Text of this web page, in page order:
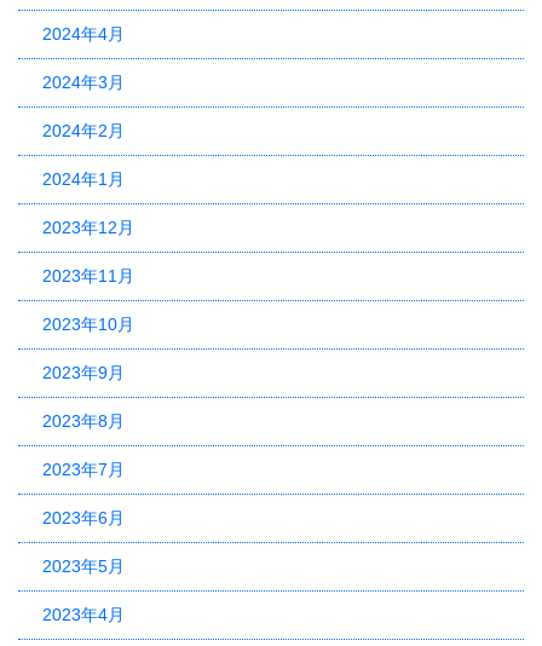
2024年4月
2024年3月
2024年2月
2024年1月
2023年12月
2023年11月
2023年10月
2023年9月
2023年8月
2023年7月
2023年6月
2023年5月
2023年4月